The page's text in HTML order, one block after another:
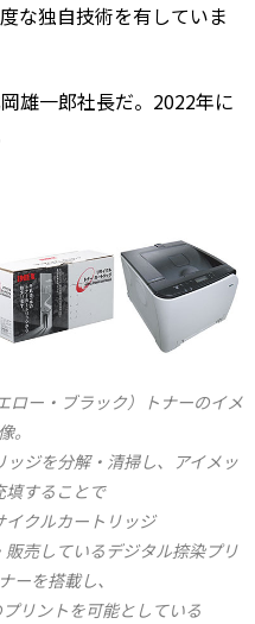
な独自技術を有していま
雄一郎社長だ。2022年に
ロー・ブラック）トナーのイメ
。
ッジを分解・清掃し、アイメッ
填することで
クルカートリッジ
販売しているデジタル捺染プリ
ーを搭載し、
リントを可能としている